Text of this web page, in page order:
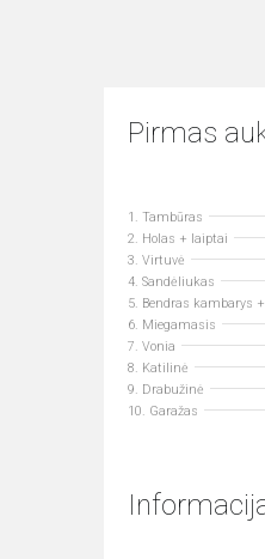
Pirmas
1. Tambūras
2. Holas + laiptai
3. Virtuvė
4. Sandėliukas
5. Bendras kambarys
6. Miegamasis
7. Vonia
8. Katilinė
9. Drabužinė
10. Garažas